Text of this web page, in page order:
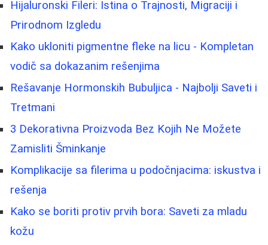
Hijaluronski Fileri: Istina o Trajnosti, Migraciji i
Prirodnom Izgledu
Kako ukloniti pigmentne fleke na licu - Kompletan
vodič sa dokazanim rešenjima
Rešavanje Hormonskih Bubuljica - Najbolji Saveti i
Tretmani
3 Dekorativna Proizvoda Bez Kojih Ne Možete
Zamisliti Šminkanje
Komplikacije sa filerima u podočnjacima: iskustva i
rešenja
Kako se boriti protiv prvih bora: Saveti za mladu
kožu